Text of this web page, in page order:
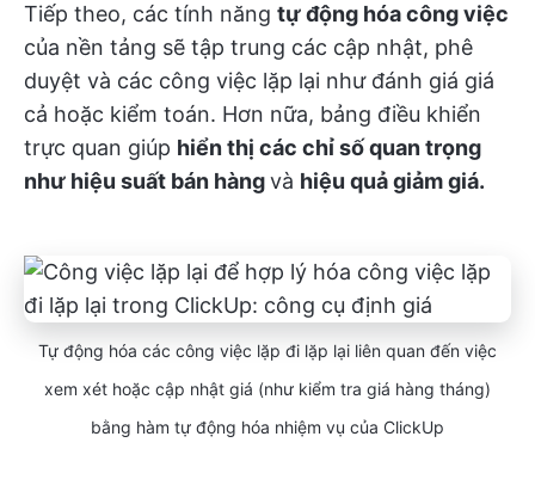
Tiếp theo, các tính năng tự động hóa công việc
của nền tảng sẽ tập trung các cập nhật, phê
duyệt và các công việc lặp lại như đánh giá giá
cả hoặc kiểm toán. Hơn nữa, bảng điều khiển
trực quan giúp hiển thị các chỉ số quan trọng
như hiệu suất bán hàngvà hiệu quả giảm giá.
Tự động hóa các công việc lặp đi lặp lại liên quan đến việc
xem xét hoặc cập nhật giá (như kiểm tra giá hàng tháng)
bằng hàm tự động hóa nhiệm vụ của ClickUp